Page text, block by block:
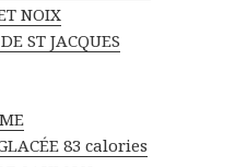
NOIX
ST JACQUES
83 calories